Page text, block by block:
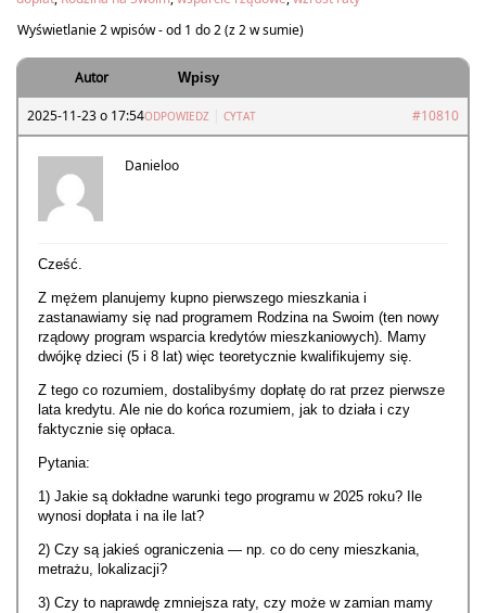
Wyświetlanie 2 wpisów - od 1 do 2 (z 2 w sumie)
Autor Wpisy
2025-11-23 o 17:54 #10810
ODPOWIEDZ CYTAT
Danieloo
Cześć.
Z mężem planujemy kupno pierwszego mieszkania i
zastanawiamy się nad programem Rodzina na Swoim (ten nowy
rządowy program wsparcia kredytów mieszkaniowych). Mamy
dwójkę dzieci (5 i 8 lat) więc teoretycznie kwalifikujemy się.
Z tego co rozumiem, dostalibyśmy dopłatę do rat przez pierwsze
lata kredytu. Ale nie do końca rozumiem, jak to działa i czy
faktycznie się opłaca.
Pytania:
1) Jakie są dokładne warunki tego programu w 2025 roku? Ile
wynosi dopłata i na ile lat?
2) Czy są jakieś ograniczenia — np. co do ceny mieszkania,
metrażu, lokalizacji?
3) Czy to naprawdę zmniejsza raty, czy może w zamian mamy